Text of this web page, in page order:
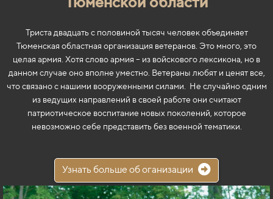
Триста двадцать с половиной тысяч человек объединяет
Тюменская областная организация ветеранов. Это много, это
целая армия. Хотя слово армия – из войскового лексикона, но в
данном случае оно вполне уместно. Ветераны любят и ценят все,
что связано с нашими вооруженными силами. Не случайно одним
из ведущих направлений в своей работе они считают
патриотическое воспитание новых поколений, которое
невозможно себе представить без военной тематики.
Узнать больше об оганизации